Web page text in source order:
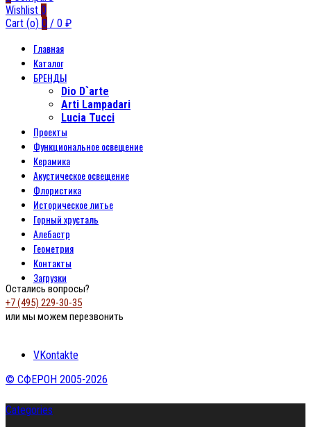
Wishlist 0
Cart (o) 0 / 0 ₽
Главная
Каталог
БРЕНДЫ
Dio D`arte
Arti Lampadari
Lucia Tucci
Проекты
Функциональное освещение
Керамика
Акустическое освещение
Флористика
Историческое литье
Горный хрусталь
Алебастр
Геометрия
Контакты
Загрузки
Остались вопросы?
+7 (495) 229-30-35
или мы можем перезвонить
VKontakte
© СФЕРОН 2005-2026
Categories